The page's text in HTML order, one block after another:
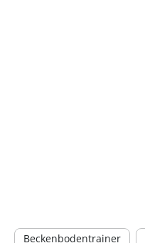
Beckenbodentrainer